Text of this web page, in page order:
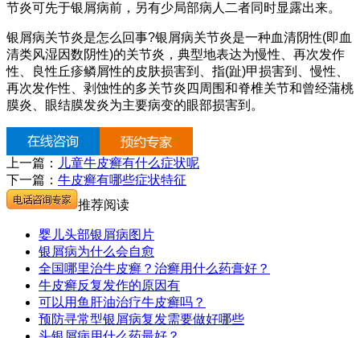
节炎可先于银屑病前，另有少局部病人二者同时显露出来。
银屑病关节炎是怎么回事?银屑病关节炎是一种血清阴性(即血
清类风湿因数阴性)的关节炎，典型地表达为慢性、再次发作
性、良性丘疹鳞屑性的皮肤损害到、指(趾)甲损害到、慢性、
再次发作性、剥蚀性的多关节炎四周围和脊椎关节和曾经蒲桃
膜炎、眼结膜发炎为主要病变的眼部损害到。
上一篇： 儿童牛皮癣有什么症状呢
下一篇： 牛皮癣有哪些症状特征
推荐阅读
婴儿头部银屑病图片
银屑病为什么会自愈
全国哪里治牛皮癣？治癣用什么药膏好？
牛皮癣反复发作的原因有
可以用鱼肝油治疗牛皮癣吗？
预防寻常型银屑病复发需要做好哪些